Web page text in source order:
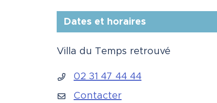
Dates et horaires
Villa du Temps retrouvé
02 31 47 44 44
Contacter